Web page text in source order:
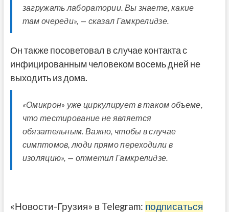
загружать лаборатории. Вы знаете, какие
там очереди», — сказал Гамкрелидзе.
Он также посоветовал в случае контакта с
инфицированным человеком восемь дней не
выходить из дома.
«Омикрон» уже циркулирует в таком объеме,
что тестирование не является
обязательным. Важно, чтобы в случае
симптомов, люди прямо переходили в
изоляцию», — отметил Гамкрелидзе.
«Новости-Грузия» в Telegram: подписаться